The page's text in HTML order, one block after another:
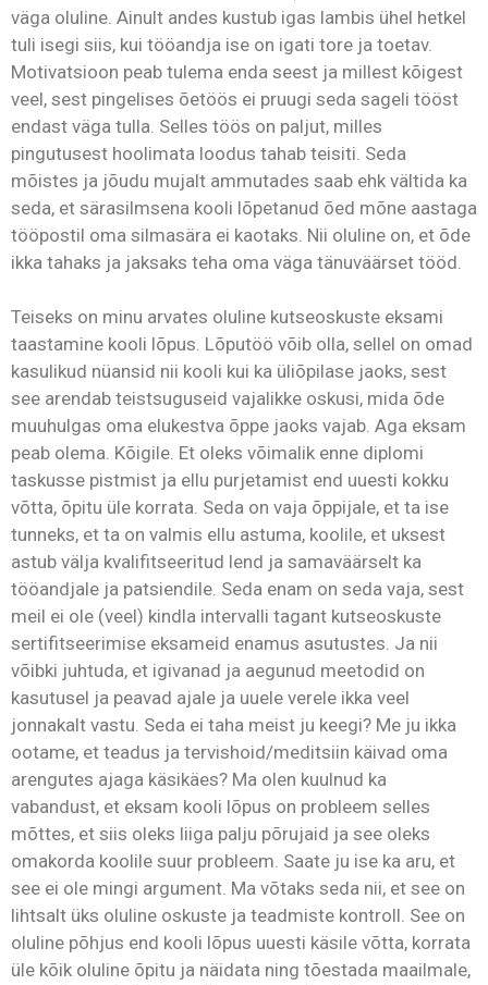
väga oluline. Ainult andes kustub igas lambis ühel hetkel
tuli isegi siis, kui tööandja ise on igati tore ja toetav.
Motivatsioon peab tulema enda seest ja millest kõigest
veel, sest pingelises õetöös ei pruugi seda sageli tööst
endast väga tulla. Selles töös on paljut, milles
pingutusest hoolimata loodus tahab teisiti. Seda
mõistes ja jõudu mujalt ammutades saab ehk vältida ka
seda, et särasilmsena kooli lõpetanud õed mõne aastaga
tööpostil oma silmasära ei kaotaks. Nii oluline on, et õde
ikka tahaks ja jaksaks teha oma väga tänuväärset tööd.
Teiseks on minu arvates oluline kutseoskuste eksami
taastamine kooli lõpus. Lõputöö võib olla, sellel on omad
kasulikud nüansid nii kooli kui ka üliõpilase jaoks, sest
see arendab teistsuguseid vajalikke oskusi, mida õde
muuhulgas oma elukestva õppe jaoks vajab. Aga eksam
peab olema. Kõigile. Et oleks võimalik enne diplomi
taskusse pistmist ja ellu purjetamist end uuesti kokku
võtta, õpitu üle korrata. Seda on vaja õppijale, et ta ise
tunneks, et ta on valmis ellu astuma, koolile, et uksest
astub välja kvalifitseeritud lend ja samaväärselt ka
tööandjale ja patsiendile. Seda enam on seda vaja, sest
meil ei ole (veel) kindla intervalli tagant kutseoskuste
sertifitseerimise eksameid enamus asutustes. Ja nii
võibki juhtuda, et igivanad ja aegunud meetodid on
kasutusel ja peavad ajale ja uuele verele ikka veel
jonnakalt vastu. Seda ei taha meist ju keegi? Me ju ikka
ootame, et teadus ja tervishoid/meditsiin käivad oma
arengutes ajaga käsikäes? Ma olen kuulnud ka
vabandust, et eksam kooli lõpus on probleem selles
mõttes, et siis oleks liiga palju põrujaid ja see oleks
omakorda koolile suur probleem. Saate ju ise ka aru, et
see ei ole mingi argument. Ma võtaks seda nii, et see on
lihtsalt üks oluline oskuste ja teadmiste kontroll. See on
oluline põhjus end kooli lõpus uuesti käsile võtta, korrata
üle kõik oluline õpitu ja näidata ning tõestada maailmale,